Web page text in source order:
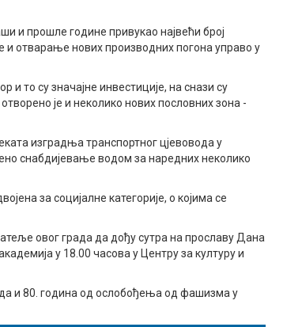
и прошле године привукао највећи број
и отварање нових производних погона управо у
то су значајне инвестиције, на снази су
је и неколико нових пословних зона -
изградња транспортног цјевовода у
снабдијевање водом за наредних неколико
за социјалне категорије, о којима се
овог града да дођу сутра на прославу Дана
у 18.00 часова у Центру за културу и
и 80. година од ослобођења од фашизма у